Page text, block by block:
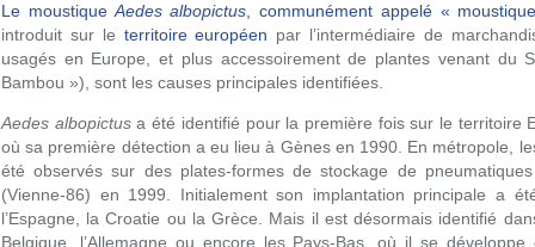
Le moustiqueAedes albopictus , communément appelé «
introduit sur le territoire européen par l’intermédiaire de
usagés en Europe, et plus accessoirement de plantes venant
Bambou »), sont les causes principales identifiées.
Aedes albopictusa été identifié pour la première fois sur le territoire
où sa première détection a eu lieu à Gènes en 1990. En métropole,
été observés sur des plates-formes de stockage de
(Vienne-86) en 1999. Initialement son implantation principale a
l’Espagne, la Croatie ou la Grèce. Mais il est désormais identifié
Belgique, l’Allemagne ou encore les Pays-Bas, où il se